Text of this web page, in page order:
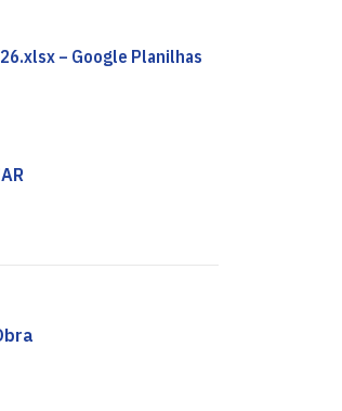
– Google Planilhas